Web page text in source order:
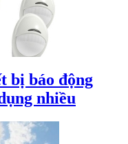
bị báo động
nhiều